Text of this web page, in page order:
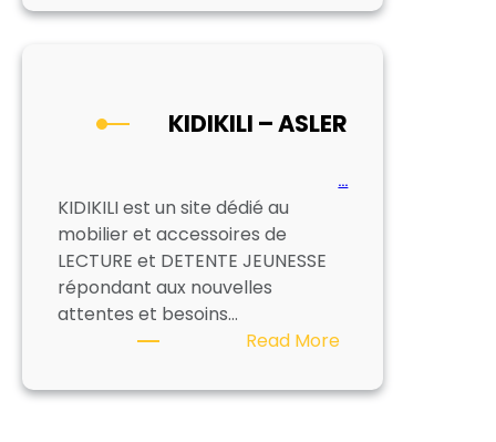
et
KIDIKILI – ASLER
…
KIDIKILI est un site dédié au
mobilier et accessoires de
LECTURE et DETENTE JEUNESSE
répondant aux nouvelles
attentes et besoins…
Read More:
–